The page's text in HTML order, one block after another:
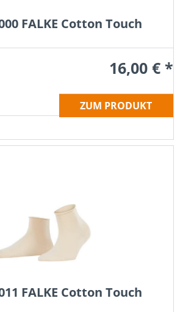
FALKE Cotton Touch
16,00 € *
ZUM PRODUKT
FALKE Cotton Touch